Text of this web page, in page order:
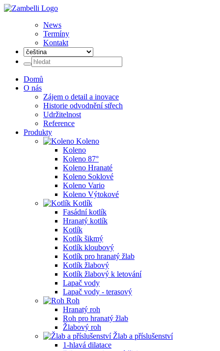
News
Termíny
Kontakt
Domů
O nás
Zájem o detail a inovace
Historie odvodnění střech
Udržitelnost
Reference
Produkty
Koleno
Koleno
Koleno 87°
Koleno Hranaté
Koleno Soklové
Koleno Vario
Koleno Výtokové
Kotlík
Fasádní kotlík
Hranatý kotlík
Kotlík
Kotlík šikmý
Kotlík kloubový
Kotlík pro hranatý žlab
Kotlík žlabový
Kotlík žlabový k letování
Lapač vody
Lapač vody - terasový
Roh
Hranatý roh
Roh pro hranatý žlab
Žlabový roh
Žlab a příslušenství
1-hlavá dilatace